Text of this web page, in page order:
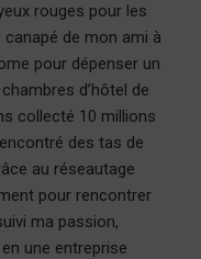
rouges pour les
de mon ami à
pour dépenser un
d’hôtel de
collecté 10 millions
des tas de
au réseautage
pour rencontrer
ma passion,
une entreprise